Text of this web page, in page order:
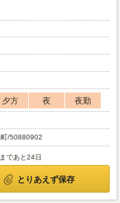
夕方 夜
夜勤
町/50880902
であと24日
とりあえず保存